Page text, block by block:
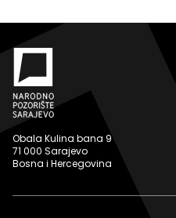
Obala Kulina bana 9
71 000 Sarajevo
Bosna i Hercegovina